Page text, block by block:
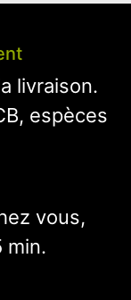
livraison.
espèces
vous,
min.